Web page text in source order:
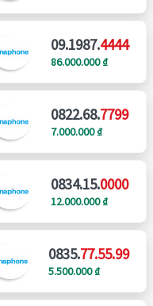
09.1987.4444
86.000.000 ₫
0822.68.7799
7.000.000 ₫
0834.15.0000
12.000.000 ₫
0835.77.55.99
5.500.000 ₫